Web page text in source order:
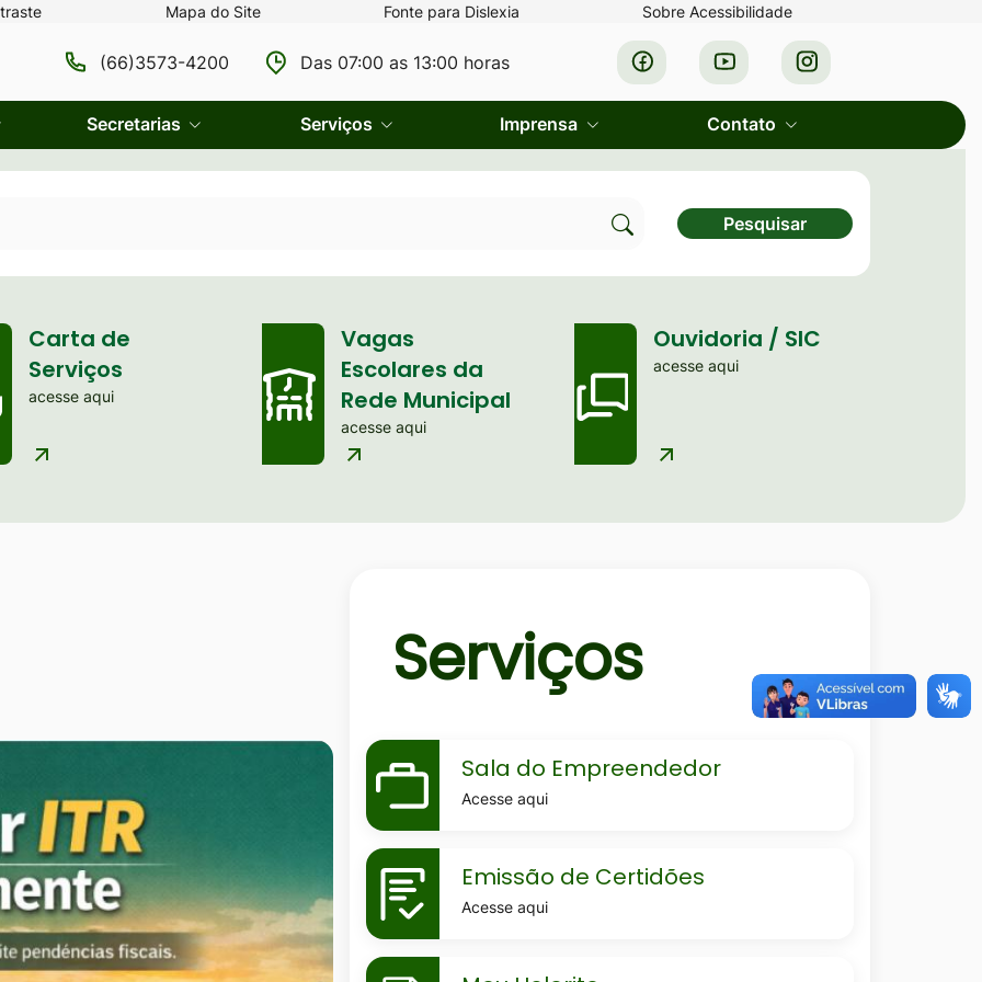
Mapa do Site Fonte para Dislexia Sobre Acessibilidade
(66)3573-4200 Das 07:00 as 13:00 horas
Acessar
a
Social
Acessar
a
Rede
Social
Acessar
a
Rede
Social
Instagram
Secretarias Serviços Imprensa Contato
pesquisar
site
Pesquisar
Carta de
Serviços
acesse aqui
Vagas
Escolares da
Rede Municipal
acesse aqui
Ouvidoria / SIC
acesse aqui
Serviços
MaskSala-
do-
empreendedor
Sala do Empreendedor
Acesse aqui
MaskEmissao-
de-
certidoes
Emissão de Certidões
Acesse aqui
MaskMeu-